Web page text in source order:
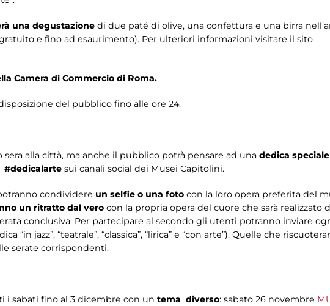
una degustazione di due paté di olive, una confettura e una birra
e fino ad esaurimento). Per ulteriori informazioni visitare il sito
Camera di Commercio di Roma.
del pubblico fino alle ore 24.
alla città, ma anche il pubblico potrà pensare ad una dedica speciale
#dedicalarte sui canali social dei Musei Capitolini.
condividere un selfie o una foto con la loro opera preferita del
un ritratto dal vero con la propria opera del cuore che sarà realizzato
conclusiva. Per partecipare al secondo gli utenti potranno inviare
“in jazz”, “teatrale”, “classica”, “lirica” e “con arte”). Quelle che
serate corrispondenti.
i sabati fino al 3 dicembre con un tema diverso: sabato 26 novembre